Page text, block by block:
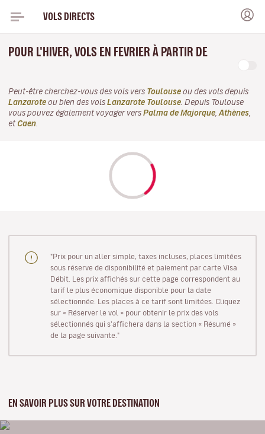
VOLS DIRECTS
POUR L'HIVER, VOLS EN FEVRIER À PARTIR DE
Peut-être cherchez-vous des vols vers Toulouse ou des vols depuis
Lanzarote ou bien des vols Lanzarote Toulouse . Depuis Toulouse
vous pouvez également voyager vers Palma de Majorque Athènes
et Caen
"Prix pour un aller simple, taxes incluses, places limitées
sous réserve de disponibilité et paiement par carte Visa
Débit. Les prix affichés sur cette page correspondent au
tarif le plus économique disponible pour la date
sélectionnée. Les places à ce tarif sont limitées. Cliquez
sur « Réserver le vol » pour obtenir le prix des vols
sélectionnés qui s'affichera dans la section « Résumé »
de la page suivante."
EN SAVOIR PLUS SUR VOTRE DESTINATION